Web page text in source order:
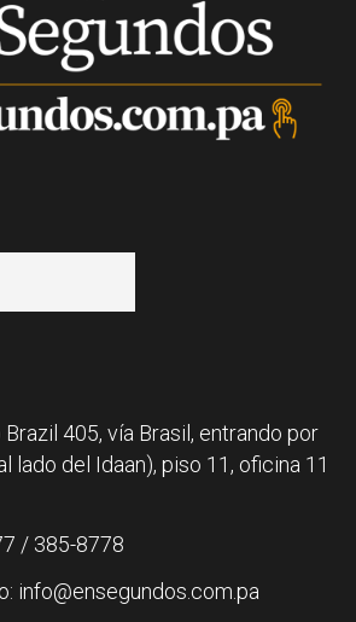
405, vía Brasil, entrando por
lado del Idaan), piso 11, oficina 11
/ 385-8778
info@ensegundos.com.pa